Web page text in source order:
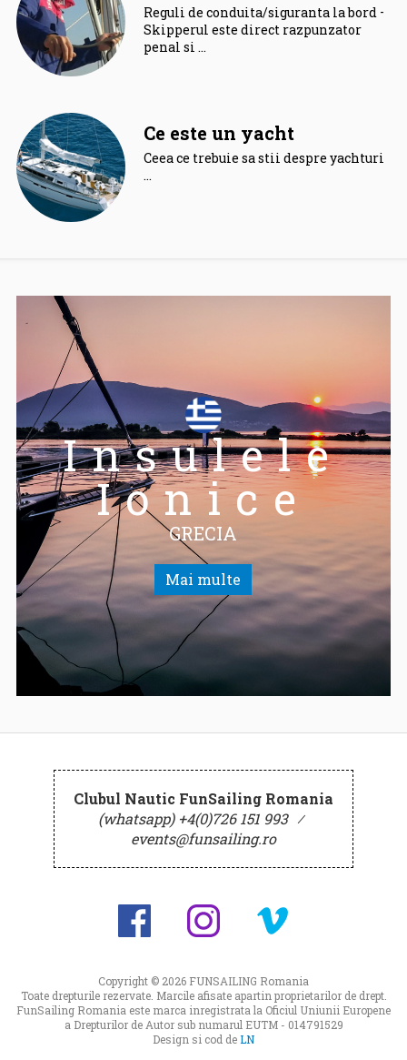
Reguli de conduita/siguranta la bord –
Skipperul este direct razpunzator
penal si …
Ce este un yacht
Ceea ce trebuie sa stii despre yachturi.
…
Insulele
Ionice
GRECIA
Mai multe
Clubul Nautic FunSailing Romania
(whatsapp) +4(0)726 151 993 ⁄
events@funsailing.ro
Copyright © 2026 FUNSAILING Romania
Toate drepturile rezervate. Marcile afisate apartin proprietarilor de drept.
FunSailing Romania este marca inregistrata la Oficiul Uniunii Europene
a Drepturilor de Autor sub numarul EUTM - 014791529
Design si cod deLN